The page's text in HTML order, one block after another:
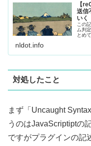
【
送信
いく
この
ム判
とめ
nldot.info
対処したこと
まず「Uncaught
うのはJavaScriptiptの
ですがプラグインの記